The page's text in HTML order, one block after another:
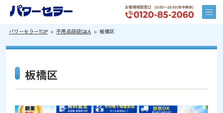
パワーセラーTOP 不用品回収Q&A 板橋区
板橋区